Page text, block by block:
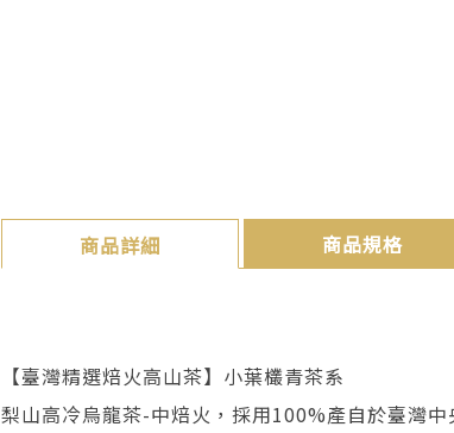
商品詳細 商品規格
【臺灣精選焙火高山茶】小葉欉青茶系
梨山高冷烏龍茶-中焙火，採用100%產自於臺灣中